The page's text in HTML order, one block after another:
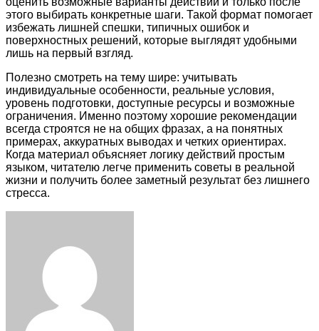
этого выбирать конкретные шаги. Такой формат помогает
избежать лишней спешки, типичных ошибок и
поверхностных решений, которые выглядят удобными
лишь на первый взгляд.
Полезно смотреть на тему шире: учитывать
индивидуальные особенности, реальные условия,
уровень подготовки, доступные ресурсы и возможные
ограничения. Именно поэтому хорошие рекомендации
всегда строятся не на общих фразах, а на понятных
примерах, аккуратных выводах и четких ориентирах.
Когда материал объясняет логику действий простым
языком, читателю легче применить советы в реальной
жизни и получить более заметный результат без лишнего
стресса.